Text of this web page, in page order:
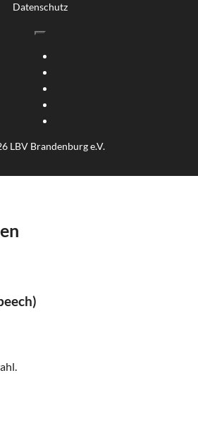
LBV Brandenburg e.V.
Datenschutz